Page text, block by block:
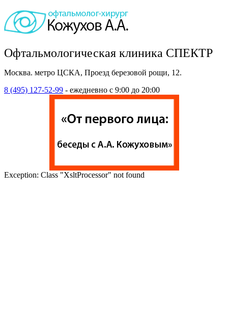
Офтальмологическая клиника СПЕКТР
Москва. метро ЦСКА, Проезд березовой рощи, 12.
8 (495) 127-52-99 - ежедневно с 9:00 до 20:00
Exception: Class "XsltProcessor" not found